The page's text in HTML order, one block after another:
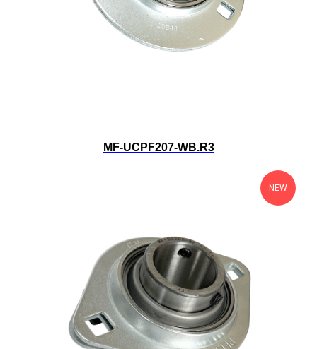
MF-UCPF207-WB.R3
NEW